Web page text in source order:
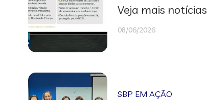
Veja mais notícias
08/06/2026
SBP EM AÇÃO